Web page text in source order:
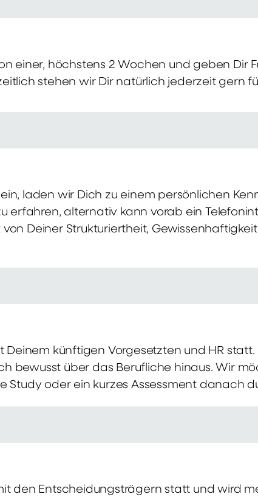
einer, höchstens 2 Wochen und geben Dir
stehen wir Dir natürlich jederzeit gern
laden wir Dich zu einem persönlichen
erfahren, alternativ kann vorab ein
Deiner Strukturiertheit,
Deinem künftigen Vorgesetzten und HR
bewusst über das Berufliche hinaus. Wir
Study oder ein kurzes Assessment danach
den Entscheidungsträgern statt und wird